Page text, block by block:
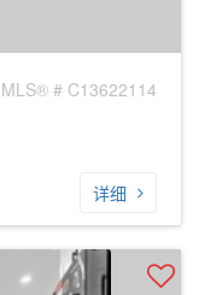
MLS® # C13622114
详细